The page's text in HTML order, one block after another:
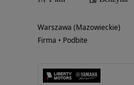
Warszawa (Mazowieckie)
Firma • Podbite